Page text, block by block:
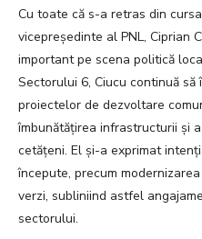
Cu toate că s-a retras din
vicepreședinte al PNL, Ciprian
important pe scena politică
Sectorului 6, Ciucu continuă
proiectelor de dezvoltare
îmbunătățirea infrastructurii și
cetățeni. El și-a exprimat
începute, precum
verzi, subliniind astfel
sectorului.